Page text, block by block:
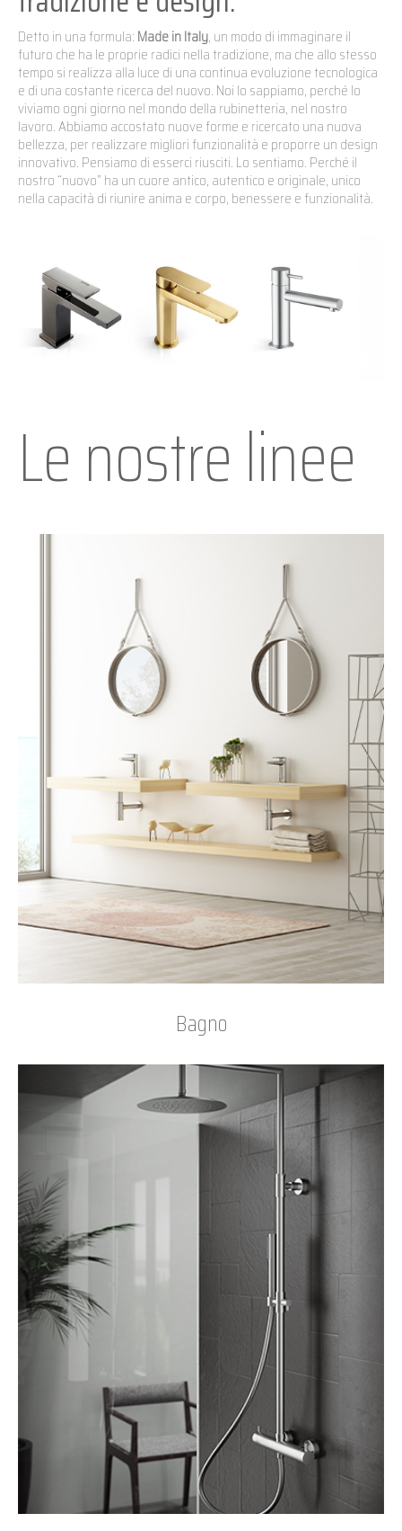
Detto in una formula: Made in Italy, un modo di immaginare il
futuro che ha le proprie radici nella tradizione, ma che allo stesso
tempo si realizza alla luce di una continua evoluzione tecnologica
e di una costante ricerca del nuovo. Noi lo sappiamo, perché lo
viviamo ogni giorno nel mondo della rubinetteria, nel nostro
lavoro. Abbiamo accostato nuove forme e ricercato una nuova
bellezza, per realizzare migliori funzionalità e proporre un design
innovativo. Pensiamo di esserci riusciti. Lo sentiamo. Perché il
nostro “nuovo” ha un cuore antico, autentico e originale, unico
nella capacità di riunire anima e corpo, benessere e funzionalità.
Le nostre linee
Bagno